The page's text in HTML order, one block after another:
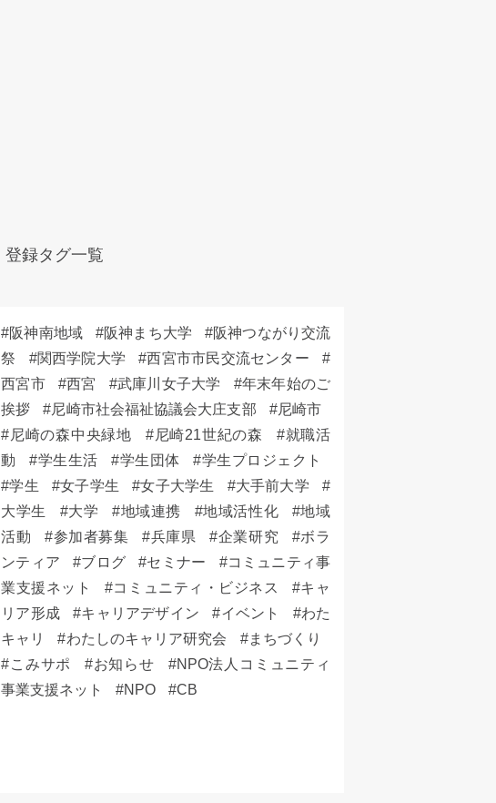
登録タグ一覧
阪神南地域 阪神まち大学
阪神つながり交流
祭
関西学院大学
西宮市市民交流センター
西宮市
西宮 武庫川女子大学
年末年始のご
挨拶
尼崎市社会福祉協議会大庄支部
尼崎市
尼崎の森中央緑地
尼崎21世紀の森
就職活
動
学生生活 学生団体
学生プロジェクト
学生
女子学生 女子大学生
大手前大学
大学生
大学 地域連携 地域活性化
地域
活動
参加者募集 兵庫県 企業研究
ボラ
ンティア
ブログ セミナー
コミュニティ事
業支援ネット
コミュニティ・ビジネス
キャ
リア形成
キャリアデザイン イベント
わた
キャリ
わたしのキャリア研究会
まちづくり
こみサポ
お知らせ
NPO法人コミュニティ
事業支援ネット
NPO CB